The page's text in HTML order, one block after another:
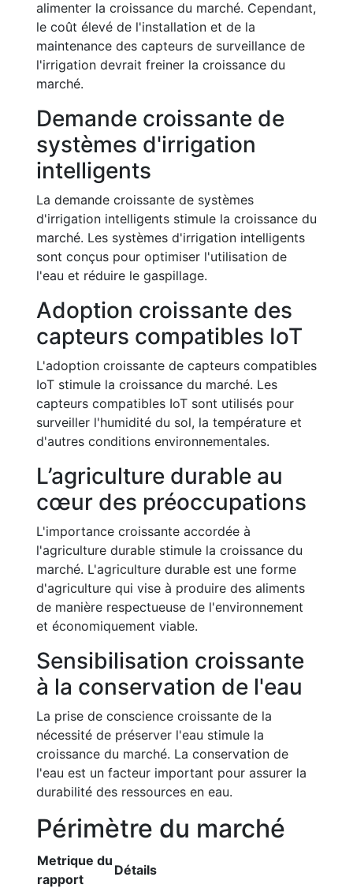
alimenter la croissance du marché. Cependant,
le coût élevé de l'installation et de la
maintenance des capteurs de surveillance de
l'irrigation devrait freiner la croissance du
marché.
Demande croissante de
systèmes d'irrigation
intelligents
La demande croissante de systèmes
d'irrigation intelligents stimule la croissance du
marché. Les systèmes d'irrigation intelligents
sont conçus pour optimiser l'utilisation de
l'eau et réduire le gaspillage.
Adoption croissante des
capteurs compatibles IoT
L'adoption croissante de capteurs compatibles
IoT stimule la croissance du marché. Les
capteurs compatibles IoT sont utilisés pour
surveiller l'humidité du sol, la température et
d'autres conditions environnementales.
L’agriculture durable au
cœur des préoccupations
L'importance croissante accordée à
l'agriculture durable stimule la croissance du
marché. L'agriculture durable est une forme
d'agriculture qui vise à produire des aliments
de manière respectueuse de l'environnement
et économiquement viable.
Sensibilisation croissante
à la conservation de l'eau
La prise de conscience croissante de la
nécessité de préserver l'eau stimule la
croissance du marché. La conservation de
l'eau est un facteur important pour assurer la
durabilité des ressources en eau.
Périmètre du marché
Metrique du
rapport
Détails